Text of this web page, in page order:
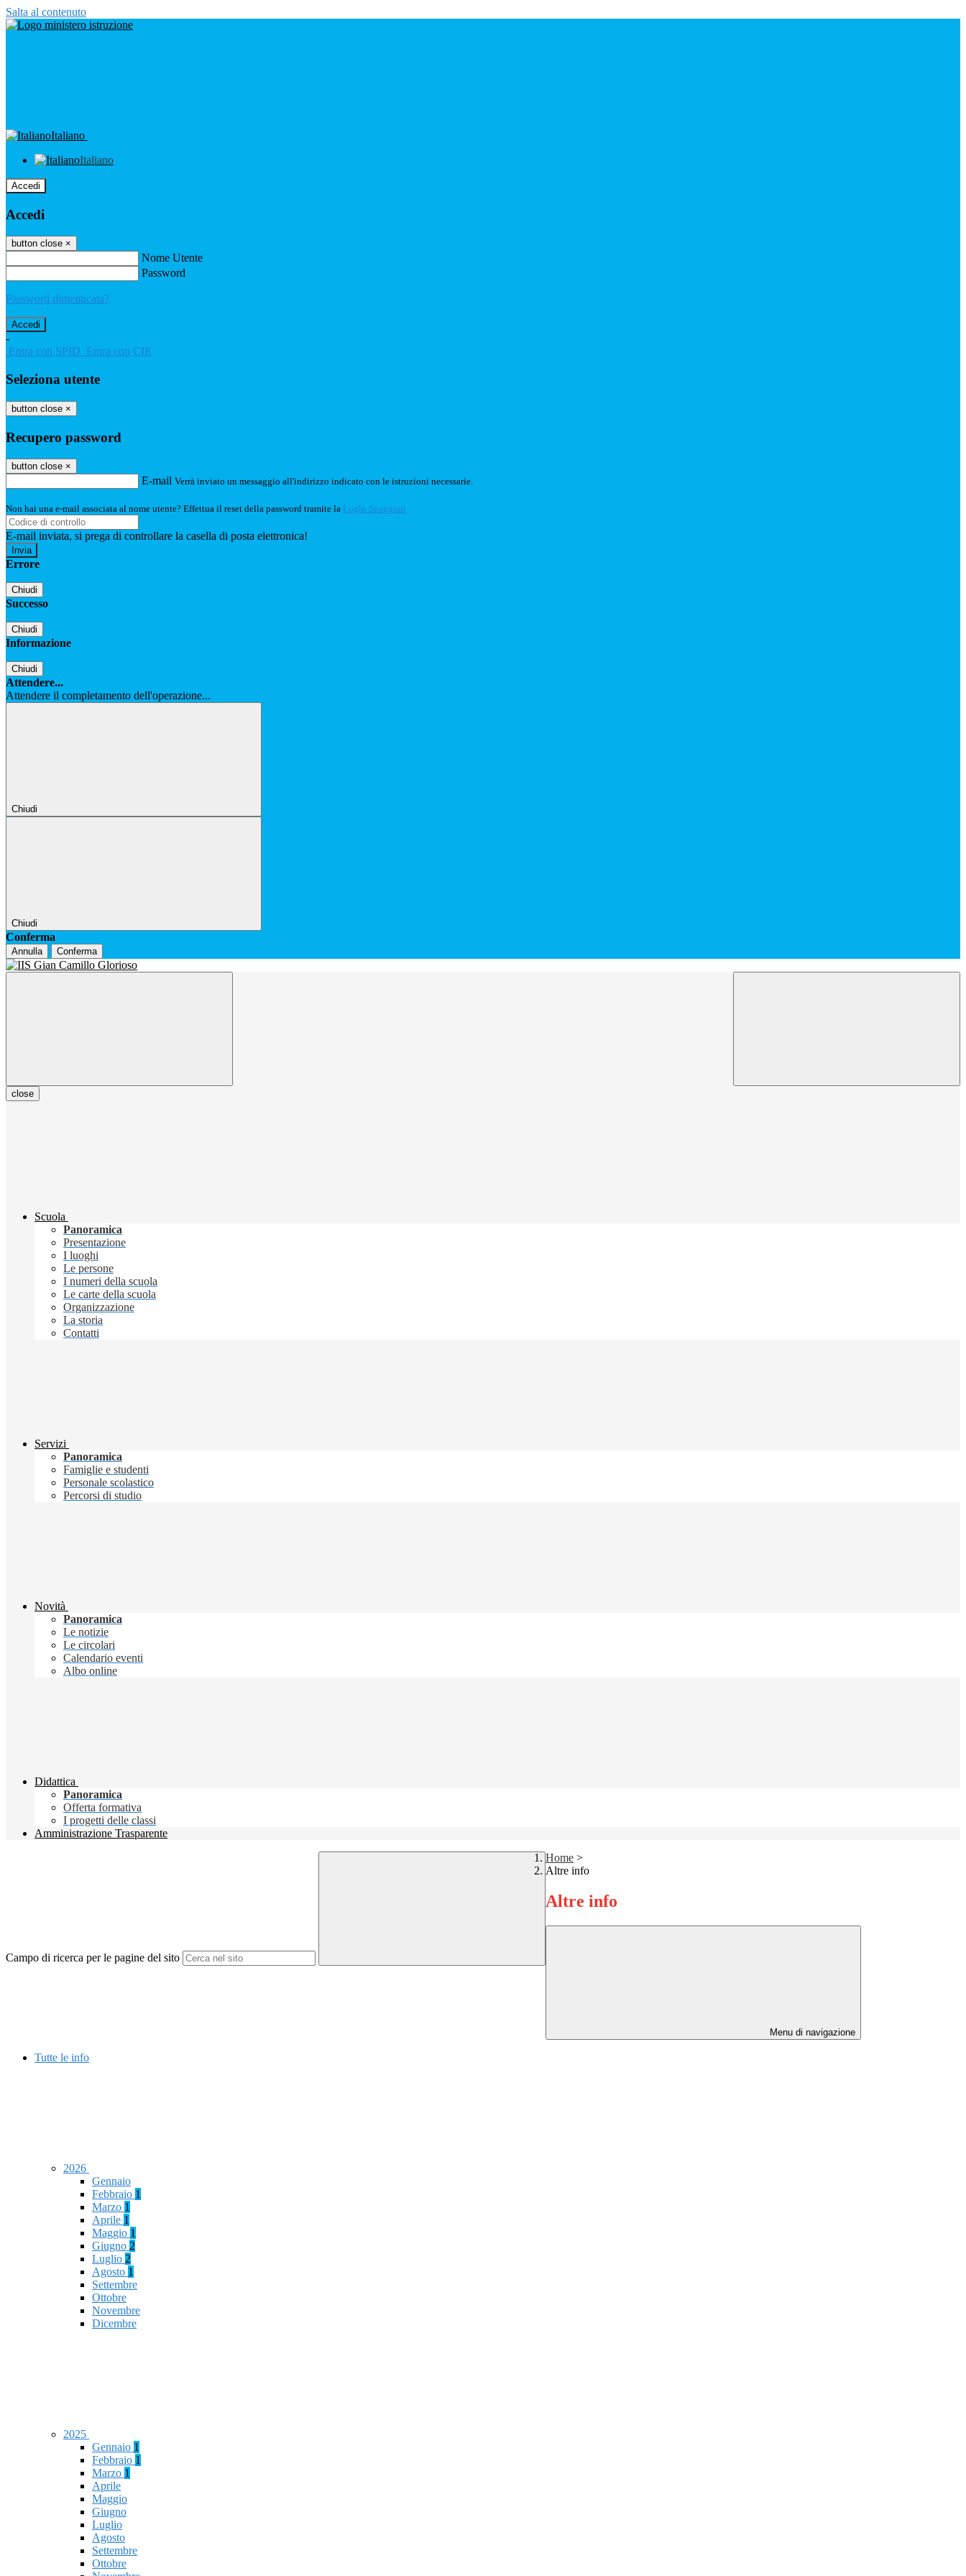
Salta al contenuto
Italiano
Italiano
Accedi
Accedi
button close ×
Nome Utente
Password
Password dimenticata?
-
Entra con SPID Entra con CIE
Seleziona utente
button close ×
Recupero password
button close ×
E-mail Verrà inviato un messaggio all'indirizzo indicato con le istruzioni necessarie.
Non hai una e-mail associata al nome utente? Effettua il reset della password tramite la Login Spaggiari
E-mail inviata, si prega di controllare la casella di posta elettronica!
Errore
Chiudi
Successo
Chiudi
Informazione
Chiudi
Attendere...
Attendere il completamento dell'operazione...
Chiudi
Chiudi
Conferma
Annulla Conferma
close
Scuola
Panoramica
Presentazione
I luoghi
Le persone
I numeri della scuola
Le carte della scuola
Organizzazione
La storia
Contatti
Servizi
Panoramica
Famiglie e studenti
Personale scolastico
Percorsi di studio
Novità
Panoramica
Le notizie
Le circolari
Calendario eventi
Albo online
Didattica
Panoramica
Offerta formativa
I progetti delle classi
Amministrazione Trasparente
Campo di ricerca per le pagine del sito
Home >
Altre info
Altre info
Menu di navigazione
Tutte le info
2026
Gennaio
Febbraio 1
Marzo 1
Aprile 1
Maggio 1
Giugno 2
Luglio 2
Agosto 1
Settembre
Ottobre
Novembre
Dicembre
2025
Gennaio 1
Febbraio 1
Marzo 1
Aprile
Maggio
Giugno
Luglio
Agosto
Settembre
Ottobre